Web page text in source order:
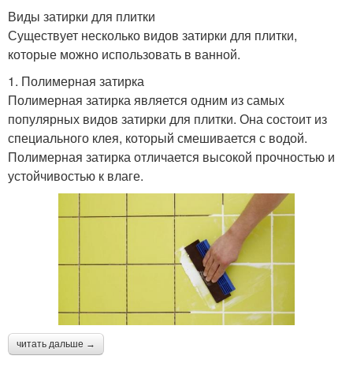
Виды затирки для плитки
Существует несколько видов затирки для плитки,
которые можно использовать в ванной.
1. Полимерная затирка
Полимерная затирка является одним из самых
популярных видов затирки для плитки. Она состоит из
специального клея, который смешивается с водой.
Полимерная затирка отличается высокой прочностью и
устойчивостью к влаге.
читать дальше →